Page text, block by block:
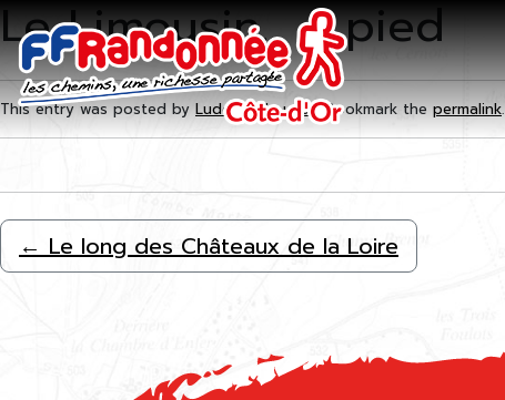
Skip to main content
Le Limousin… à pied
This entry was posted byLudovic Maugras. Bookmark thepermalink.
← Le long des Châteaux de la Loire